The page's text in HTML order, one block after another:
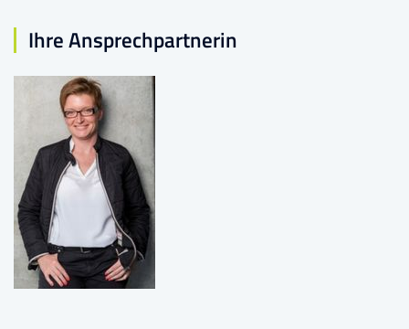
Ihre Ansprechpartnerin